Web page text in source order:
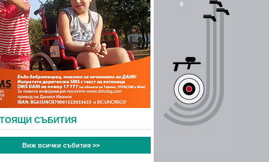
СЪБИТИЯ
Виж всички събития >>